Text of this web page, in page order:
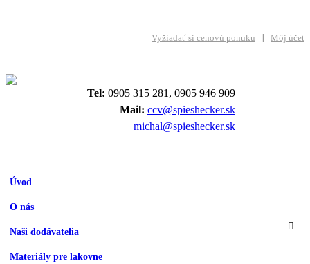
Vyžiadať si cenovú ponuku Môj účet
Tel: 0905 315 281, 0905 946 909
Mail: ccv@spieshecker.sk
michal@spieshecker.sk
Úvod
O nás
Naši dodávatelia
Materiály pre lakovne